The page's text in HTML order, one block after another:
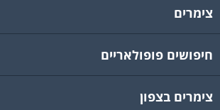
צימרים
חיפושים פופולאריים
צימרים בצפון